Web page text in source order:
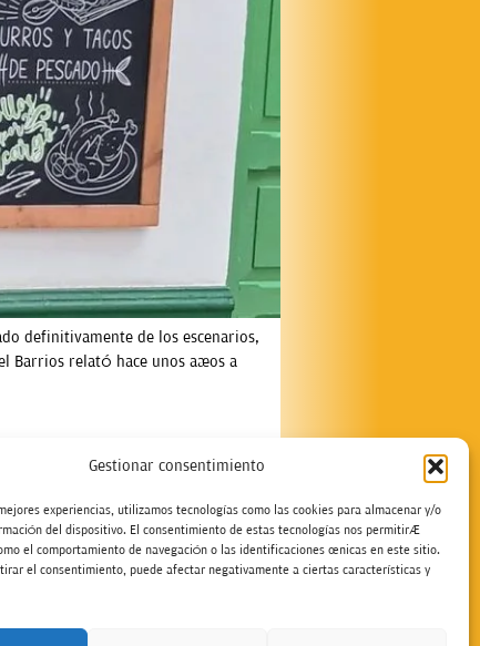
Gestionar consentimiento
experiencias, utilizamos tecnologías como las cookies para almacenar y/o
del dispositivo. El consentimiento de estas tecnologías nos permitirá
el comportamiento de navegación o las identificaciones únicas en este sitio.
el consentimiento, puede afectar negativamente a ciertas características y
definitivamente de los escenarios,
Barrios relató hace unos años a